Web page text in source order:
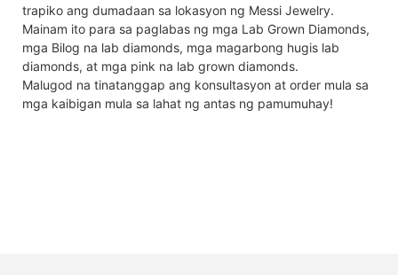
trapiko ang dumadaan sa lokasyon ng Messi Jewelry.
Mainam ito para sa paglabas ng mga Lab Grown Diamonds,
mga Bilog na lab diamonds, mga magarbong hugis lab
diamonds, at mga pink na lab grown diamonds.
Malugod na tinatanggap ang konsultasyon at order mula sa
mga kaibigan mula sa lahat ng antas ng pamumuhay!